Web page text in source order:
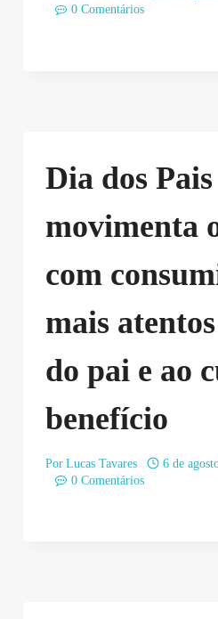
0 Comentários
Dia dos Pais
movimenta
com
mais
do pai e ao
benefício
Por Lucas Tavares
6 de
0 Comentários